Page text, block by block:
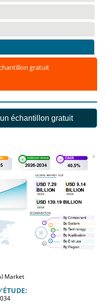
gratuit
échantillon gratuit